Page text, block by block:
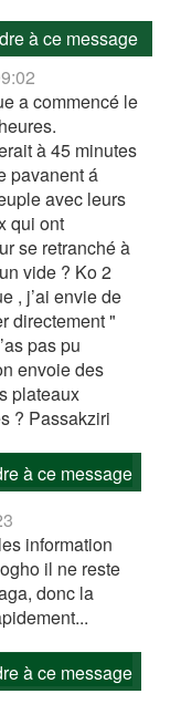
à ce message
a commencé le
à 45 minutes
pavanent á
avec leurs
qui ont
se retranché à
vide ? Ko 2
, j’ai envie de
directement "
pas pu
envoie des
plateaux
? Passakziri
à ce message
information
il ne reste
donc la
à ce message